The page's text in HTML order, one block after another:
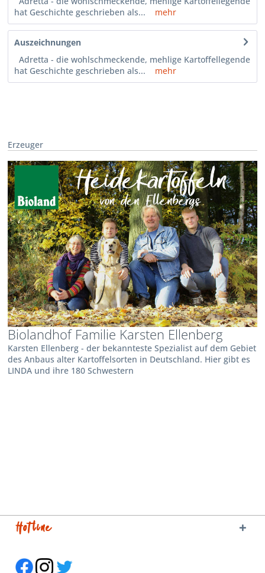
hat Geschichte geschrieben als...
mehr
Auszeichnungen
Adretta - die wohlschmeckende, mehlige Kartoffellegende
hat Geschichte geschrieben als...
mehr
Erzeuger
Biolandhof Familie Karsten Ellenberg
Karsten Ellenberg - der bekannteste Spezialist auf dem Gebiet
des Anbaus alter Kartoffelsorten in Deutschland. Hier gibt es
LINDA und ihre 180 Schwestern
Hotline